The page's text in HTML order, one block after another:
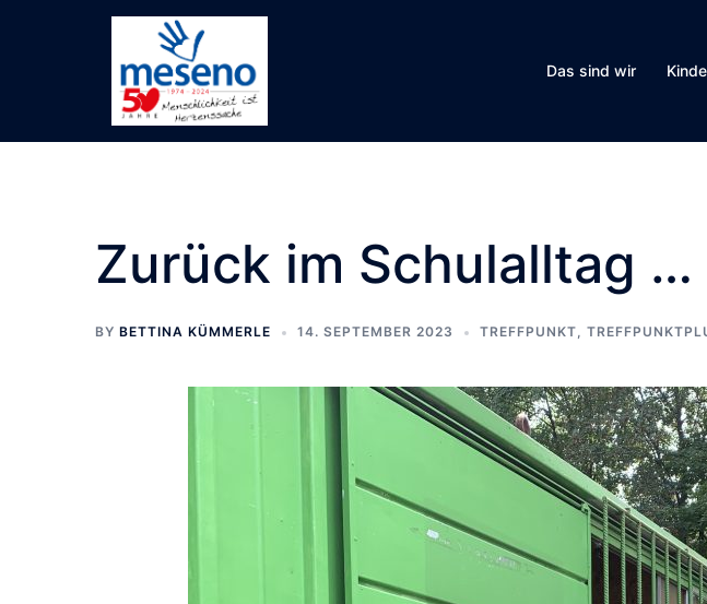
Das sind wir
Zurück im Schulalltag …
BY BETTINA KÜMMERLE 14. SEPTEMBER 2023 TREFFPUNKT